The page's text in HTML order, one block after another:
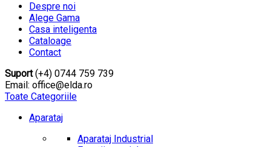
Despre noi
Alege Gama
Casa inteligenta
Cataloage
Contact
Suport(+4) 0744 759 739
Email: office@elda.ro
Toate Categoriile
Aparataj
Aparataj Industrial